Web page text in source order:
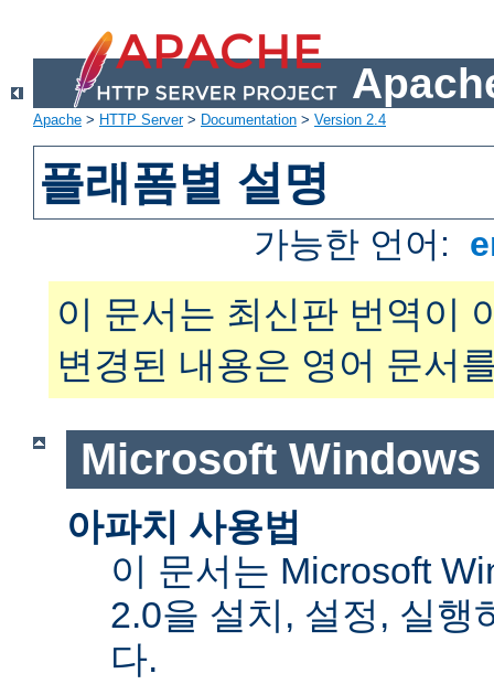
Apache > HTTP Server> Documentation > Version 2.4
플래폼별 설명
가능한 언어:
이 문서는 최신판 번역이
변경된 내용은 영어 문서
Microsoft Windows
아파치 사용법
이 문서는 Microsoft
2.0을 설치, 설정, 실행
다.